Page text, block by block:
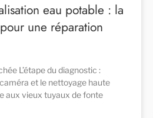
eau potable : la
une réparation
L’étape du diagnostic :
et le nettoyage haute
aux vieux tuyaux de fonte